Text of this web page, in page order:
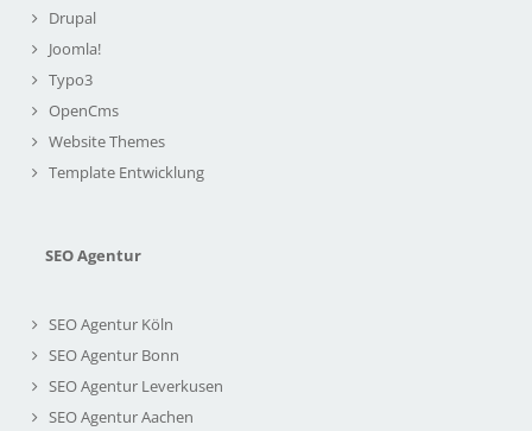
Drupal
Joomla!
Typo3
OpenCms
Website Themes
Template Entwicklung
SEO Agentur
SEO Agentur Köln
SEO Agentur Bonn
SEO Agentur Leverkusen
SEO Agentur Aachen